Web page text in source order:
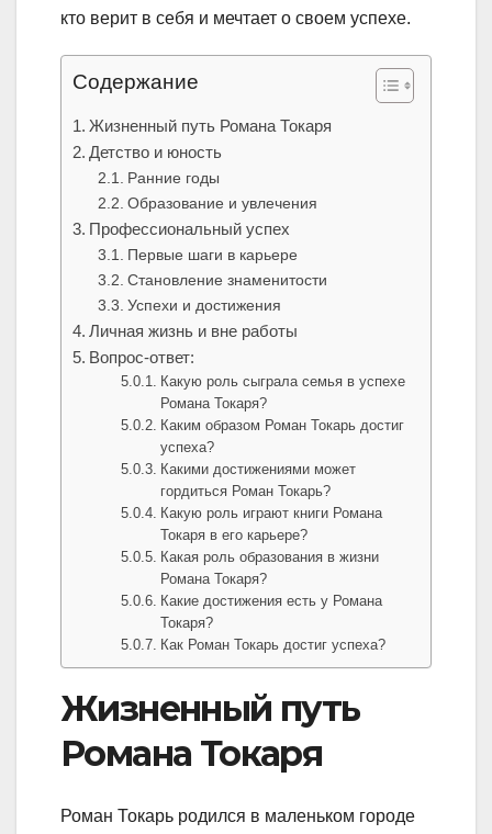
кто верит в себя и мечтает о своем успехе.
Содержание
Жизненный путь Романа Токаря
Детство и юность
Ранние годы
Образование и увлечения
Профессиональный успех
Первые шаги в карьере
Становление знаменитости
Успехи и достижения
Личная жизнь и вне работы
Вопрос-ответ:
Какую роль сыграла семья в успехе
Романа Токаря?
Каким образом Роман Токарь достиг
успеха?
Какими достижениями может
гордиться Роман Токарь?
Какую роль играют книги Романа
Токаря в его карьере?
Какая роль образования в жизни
Романа Токаря?
Какие достижения есть у Романа
Токаря?
Как Роман Токарь достиг успеха?
Жизненный путь
Романа Токаря
Роман Токарь родился в маленьком городе